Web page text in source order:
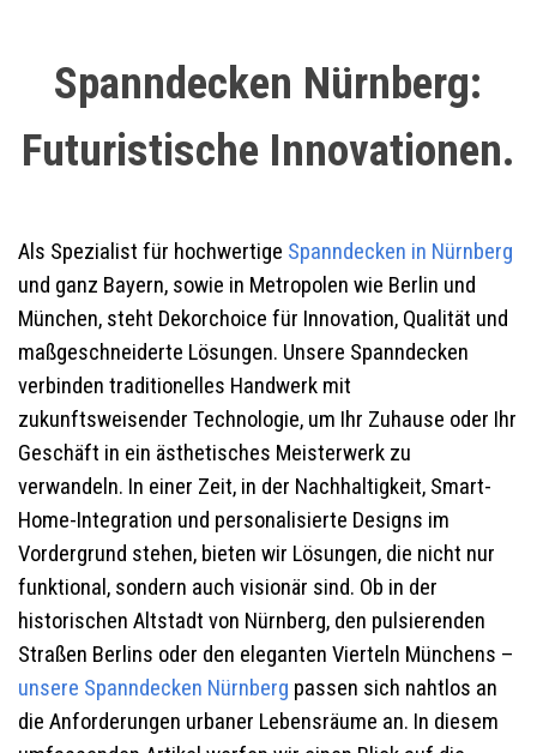
Spanndecken Nürnberg:
Futuristische Innovationen.
Als Spezialist für hochwertige Spanndecken in Nürnberg
und ganz Bayern, sowie in Metropolen wie Berlin und
München, steht Dekorchoice für Innovation, Qualität und
maßgeschneiderte Lösungen. Unsere Spanndecken
verbinden traditionelles Handwerk mit
zukunftsweisender Technologie, um Ihr Zuhause oder Ihr
Geschäft in ein ästhetisches Meisterwerk zu
verwandeln. In einer Zeit, in der Nachhaltigkeit, Smart-
Home-Integration und personalisierte Designs im
Vordergrund stehen, bieten wir Lösungen, die nicht nur
funktional, sondern auch visionär sind. Ob in der
historischen Altstadt von Nürnberg, den pulsierenden
Straßen Berlins oder den eleganten Vierteln Münchens –
unsere Spanndecken Nürnberg passen sich nahtlos an
die Anforderungen urbaner Lebensräume an. In diesem